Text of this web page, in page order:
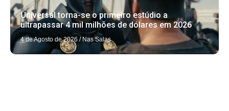
Universal torna-se o primeiro estúdio a
ultrapassar 4 mil milhões de dólares em 2026
4 de Agosto de 2026 / Nas Salas